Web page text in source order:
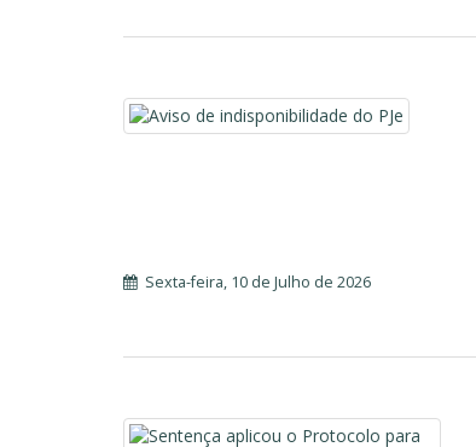
Sexta-feira, 10 de Julho de 2026